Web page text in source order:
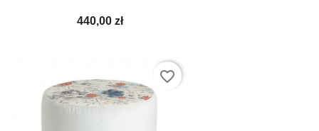
440,00 zł
favorite_border